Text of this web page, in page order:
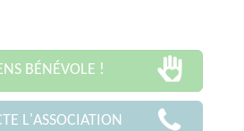
BÉNÉVOLE !
L'ASSOCIATION